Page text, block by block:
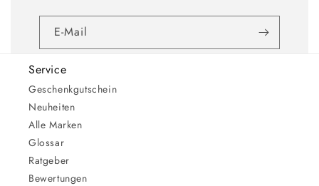
E-Mail
Service
Geschenkgutschein
Neuheiten
Alle Marken
Glossar
Ratgeber
Bewertungen